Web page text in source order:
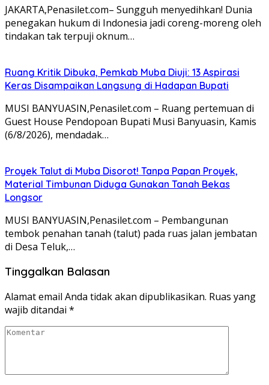
JAKARTA,Penasilet.com– Sungguh menyedihkan! Dunia
penegakan hukum di Indonesia jadi coreng-moreng oleh
tindakan tak terpuji oknum…
Ruang Kritik Dibuka, Pemkab Muba Diuji: 13 Aspirasi
Keras Disampaikan Langsung di Hadapan Bupati
MUSI BANYUASIN,Penasilet.com – Ruang pertemuan di
Guest House Pendopoan Bupati Musi Banyuasin, Kamis
(6/8/2026), mendadak…
Proyek Talut di Muba Disorot! Tanpa Papan Proyek,
Material Timbunan Diduga Gunakan Tanah Bekas
Longsor
MUSI BANYUASIN,Penasilet.com – Pembangunan
tembok penahan tanah (talut) pada ruas jalan jembatan
di Desa Teluk,…
Tinggalkan Balasan
Alamat email Anda tidak akan dipublikasikan. Ruas yang
wajib ditandai *